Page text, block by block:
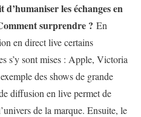
d’humaniser les échanges en
surprendre ? En
en direct live certains
s’y sont mises : Apple, Victoria
des shows de grande
diffusion en live permet de
de la marque. Ensuite, le